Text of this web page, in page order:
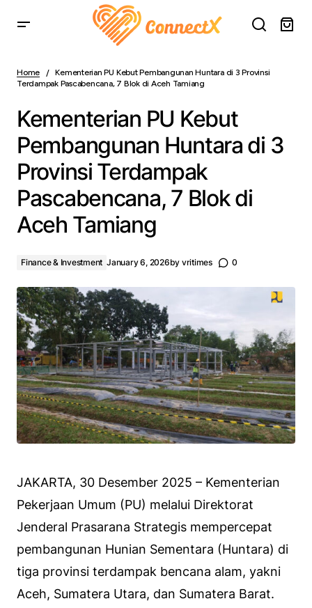
Provinsi Terdampak Pascabencana, 7 Blok di Aceh
Tamiang
Home
Kementerian PU Kebut Pembangunan Huntara di 3 Provinsi
Terdampak Pascabencana, 7 Blok di Aceh Tamiang
Kementerian PU Kebut
Pembangunan Huntara di 3
Provinsi Terdampak
Pascabencana, 7 Blok di
Aceh Tamiang
Finance & Investment January 6, 2026by vritimes 0
JAKARTA, 30 Desember 2025 – Kementerian
Pekerjaan Umum (PU) melalui Direktorat
Jenderal Prasarana Strategis mempercepat
pembangunan Hunian Sementara (Huntara) di
tiga provinsi terdampak bencana alam, yakni
Aceh, Sumatera Utara, dan Sumatera Barat.